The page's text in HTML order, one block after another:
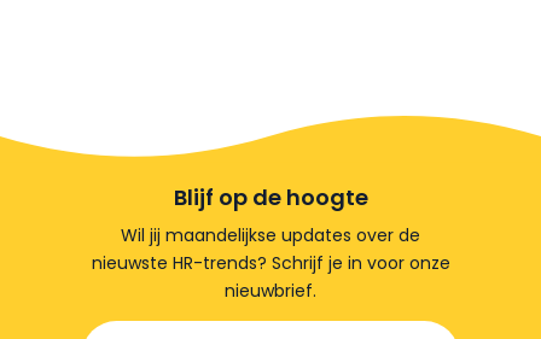
Blijf op de hoogte
Wil jij maandelijkse updates over de
nieuwste HR-trends? Schrijf je in voor onze
nieuwbrief.